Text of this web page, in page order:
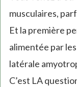
musculaires,
Et la première
alimentée par
latérale
C’est LA